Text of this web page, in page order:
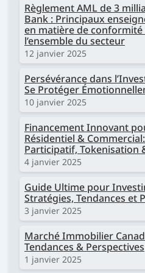
Règlement AML de 3
Bank : Principaux
en matière de
l’ensemble du secteur
12 janvier 2025
Persévérance dans
Se Protéger
10 janvier 2025
Financement Innovant
Résidentiel &
Participatif, Tokenisation
4 janvier 2025
Guide Ultime pour
Stratégies, Tendances et
3 janvier 2025
Marché Immobilier
Tendances & Perspectives
1 janvier 2025